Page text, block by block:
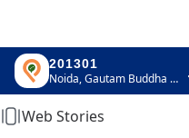
201301
Noida, Gautam Buddha Nagar, Uttar Pradesh
Home
Web Stories